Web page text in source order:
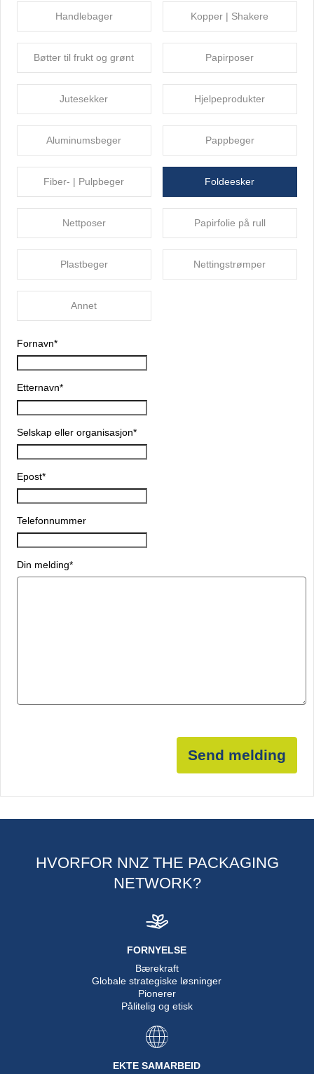
Handlebager Kopper | Shakere
Bøtter til frukt og grønt Papirposer
Jutesekker Hjelpeprodukter
Aluminumsbeger Pappbeger
Fiber- | Pulpbeger Foldeesker
Nettposer Papirfolie på rull
Plastbeger Nettingstrømper
Annet
Fornavn*
Etternavn*
Selskap eller organisasjon*
Epost*
Telefonnummer
Din melding*
Send melding
HVORFOR NNZ THE PACKAGING
NETWORK?
FORNYELSE
Bærekraft
Globale strategiske løsninger
Pionerer
Pålitelig og etisk
EKTE SAMARBEID